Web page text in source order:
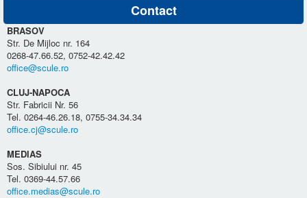
Contact
BRASOV
Str. De Mijloc nr. 164
0268-47.66.52, 0752-42.42.42
office@scule.ro
CLUJ-NAPOCA
Str. Fabricii Nr. 56
Tel. 0264-46.26.18, 0755-34.34.34
office.cj@scule.ro
MEDIAS
Sos. Sibiului nr. 45
Tel. 0369-44.57.66
office.medias@scule.ro